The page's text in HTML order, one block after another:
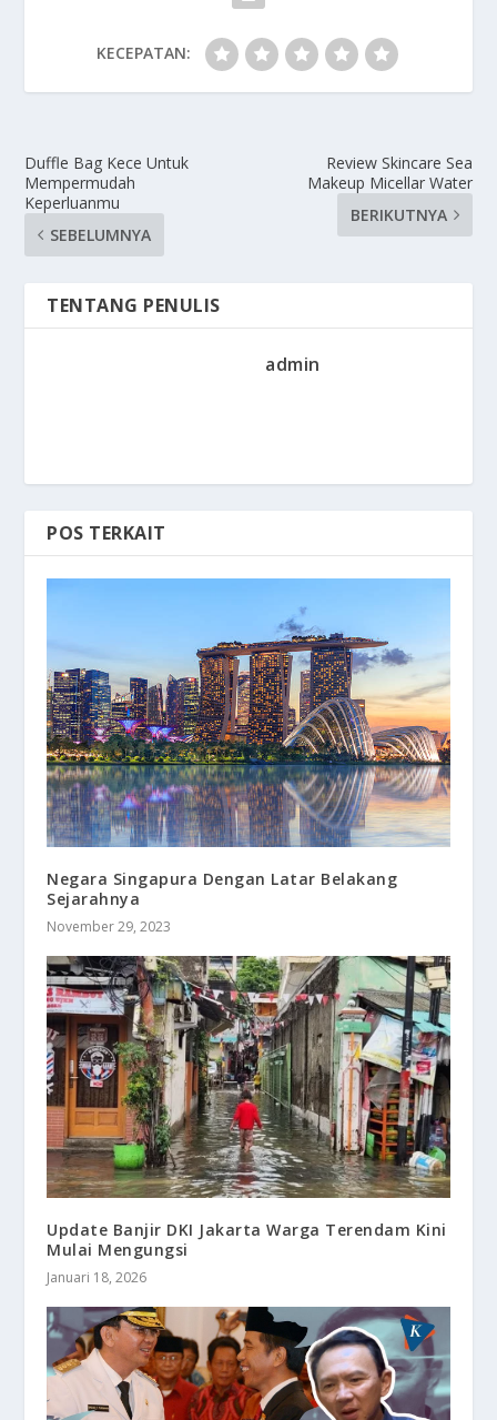
KECEPATAN:
Duffle Bag Kece Untuk
Mempermudah
Keperluanmu
SEBELUMNYA
Review Skincare Sea
Makeup Micellar Water
BERIKUTNYA
TENTANG PENULIS
admin
POS TERKAIT
Negara Singapura Dengan Latar Belakang
Sejarahnya
November 29, 2023
Update Banjir DKI Jakarta Warga Terendam Kini
Mulai Mengungsi
Januari 18, 2026